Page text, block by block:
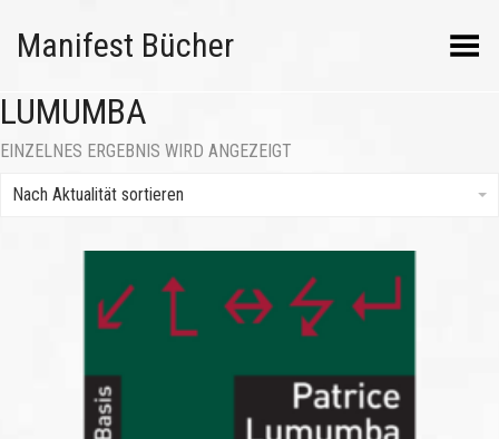
Manifest Bücher Menü umschalten
LUMUMBA
EINZELNES ERGEBNIS WIRD ANGEZEIGT
Nach Aktualität sortieren